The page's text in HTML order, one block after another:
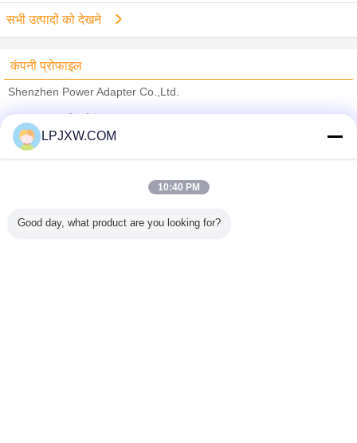
सभी उत्पादों को देखने
कंपनी प्रोफाइल
Shenzhen Power Adapter Co.,Ltd.
Trust Seal
Verified Suplier
सभी उत्पाद
LPJXW.COM
10:40 PM
Good day, what product are you looking for?